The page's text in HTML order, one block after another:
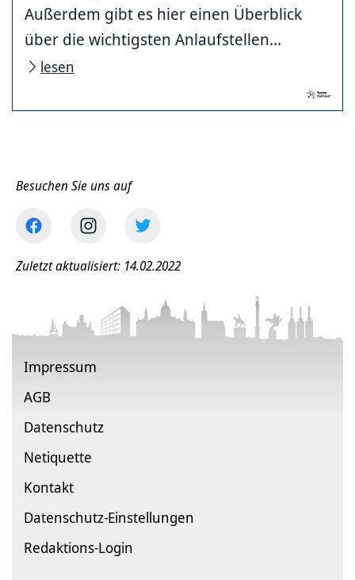
Außerdem gibt es hier einen Überblick
über die wichtigsten Anlaufstellen...
lesen
Besuchen Sie uns auf
Zuletzt aktualisiert: 14.02.2022
Impressum
AGB
Datenschutz
Netiquette
Kontakt
Datenschutz-Einstellungen
Redaktions-Login